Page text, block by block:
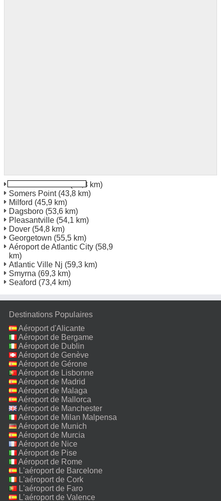
(35,8 km)
Somers Point(43,8 km)
Milford (45,9 km)
Dagsboro (53,6 km)
Pleasantville (54,1 km)
Dover (54,8 km)
Georgetown (55,5 km)
Aéroport de Atlantic City (58,9
km)
Atlantic Ville Nj (59,3 km)
Smyrna (69,3 km)
Seaford (73,4 km)
Destinations Populaires
Aéroport d'Alicante
Aéroport de Bergame
Aéroport de Dublin
Aéroport de Genève
Aéroport de Gérone
Aéroport de Lisbonne
Aéroport de Madrid
Aéroport de Malaga
Aéroport de Mallorca
Aéroport de Manchester
Aéroport de Milan Malpensa
Aéroport de Munich
Aéroport de Murcia
Aéroport de Nice
Aéroport de Pise
Aéroport de Rome
Fiumicino
L'aéroport de Barcelone
L'aéroport de Cork
L'aéroport de Faro
L'aéroport de Valence